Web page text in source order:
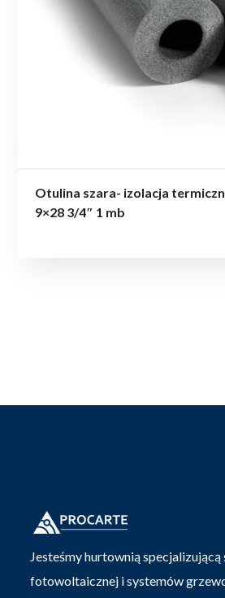
Otulina szara- izolacja
9×28 3/4″ 1 mb
Jesteśmy hurtownią specjalizującą
fotowoltaicznej i systemów